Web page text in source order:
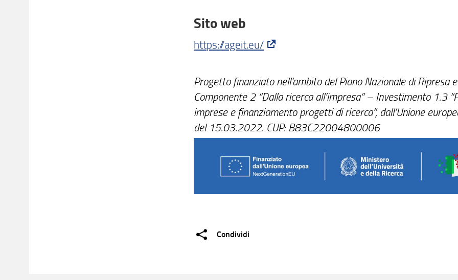
Sito web
https://ageit.eu/
Progetto finanziato nell’ambito del Piano Nazionale di Ripresa
Componente 2 “Dalla ricerca all’impresa” – Investimento 1.3
imprese e finanziamento progetti di ricerca”, dall’Unione
del 15.03.2022. CUP: B83C22004800006
Condividi